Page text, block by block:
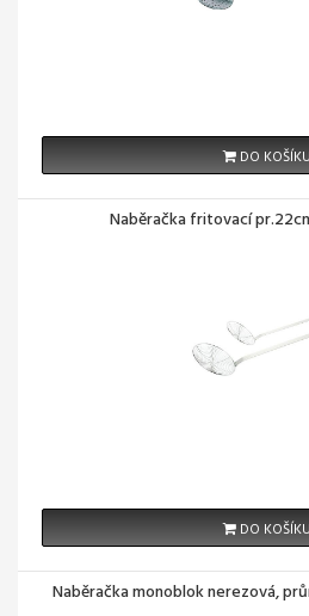
DO KOŠÍKU
Naběračka fritovací
DO KOŠÍKU
Naběračka monoblok nerezová,